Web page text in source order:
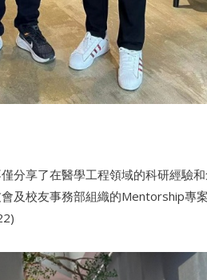
分享了在醫學工程領域的科研經驗
及校友事務部組織的Mentorship專